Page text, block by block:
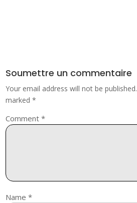
Soumettre un commentaire
Your email address will not be published.
marked*
Comment*
Name*